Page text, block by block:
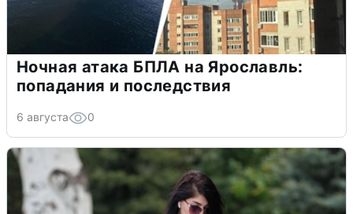
Ночная атака БПЛА на Ярославль:
попадания и последствия
6 августа 0